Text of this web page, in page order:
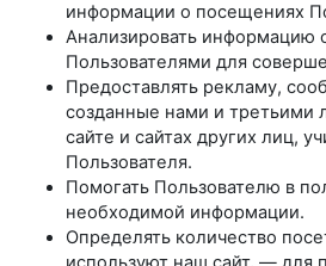
информации о посещениях
Анализировать информацию
Пользователями для
Предоставлять рекламу,
созданные нами и третьими
сайте и сайтах других лиц,
Пользователя.
Помогать Пользователю в
необходимой информации.
Определять количество